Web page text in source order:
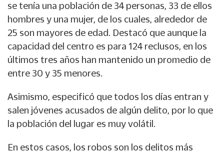
se tenía una población de 34 personas, 33 de ellos
hombres y una mujer, de los cuales, alrededor de
25 son mayores de edad. Destacó que aunque la
capacidad del centro es para 124 reclusos, en los
últimos tres años han mantenido un promedio de
entre 30 y 35 menores.
Asimismo, especificó que todos los días entran y
salen jóvenes acusados de algún delito, por lo que
la población del lugar es muy volátil.
En estos casos, los robos son los delitos más